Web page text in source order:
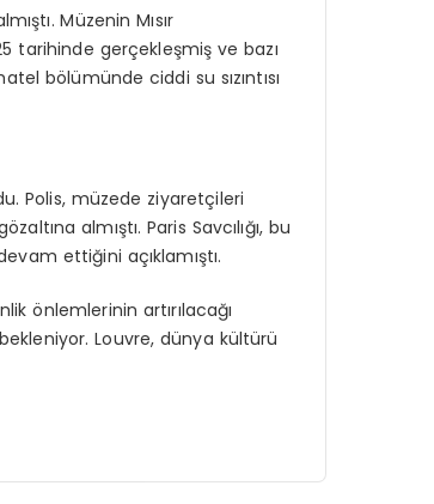
Müzenin Mısır
tarihinde gerçekleşmiş ve bazı
bölümünde ciddi su sızıntısı
Polis, müzede ziyaretçileri
almıştı. Paris Savcılığı, bu
ettiğini açıklamıştı.
önlemlerinin artırılacağı
Louvre, dünya kültürü